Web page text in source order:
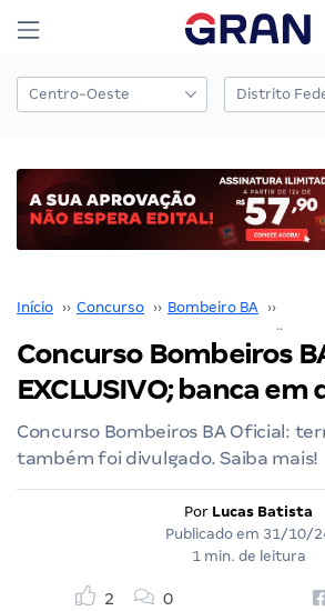
Início ›› Concurso ›› Bombeiro BA ››
Concurso Bombeiros
EXCLUSIVO; banca
Concurso Bombeiros BA Oficial:
também foi divulgado. Saiba mais!
Por Lucas Batista
Publicado em 31/10/
1 min. de leitura
2 0